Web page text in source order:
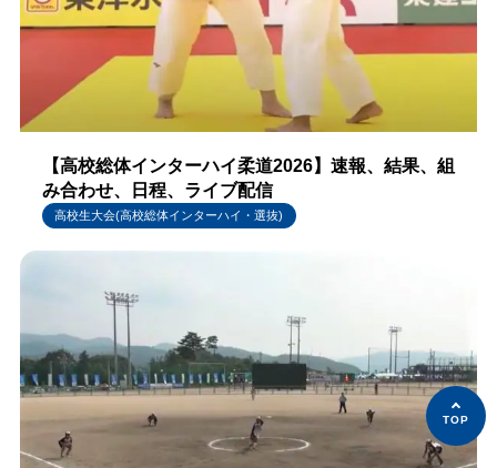
【高校総体インターハイ柔道2026】速報、結果、組
み合わせ、日程、ライブ配信
高校生大会(高校総体インターハイ・選抜)